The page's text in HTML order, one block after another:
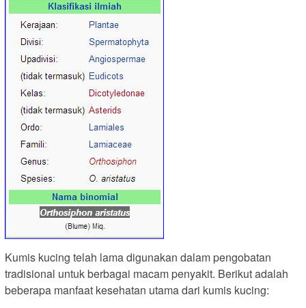
Kumis kucing telah lama digunakan dalam pengobatan
tradisional untuk berbagai macam penyakit. Berikut adalah
beberapa manfaat kesehatan utama dari kumis kucing: